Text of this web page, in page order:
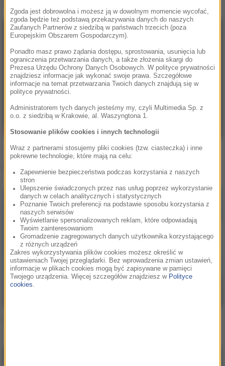
Inne teledyski
Zgoda jest dobrowolna i możesz ją w dowolnym momencie wycofać,
zgoda będzie też podstawą przekazywania danych do naszych
Zaufanych Partnerów z siedzibą w państwach trzecich (poza
Europejskim Obszarem Gospodarczym).
Ponadto masz prawo żądania dostępu, sprostowania, usunięcia lub
ograniczenia przetwarzania danych, a także złożenia skargi do
Prezesa Urzędu Ochrony Danych Osobowych. W polityce prywatności
znajdziesz informacje jak wykonać swoje prawa. Szczegółowe
informacje na temat przetwarzania Twoich danych znajdują się w
polityce prywatności.
Administratorem tych danych jesteśmy my, czyli Multimedia Sp. z
o.o. z siedzibą w Krakowie, al. Waszyngtona 1.
Stosowanie plików cookies i innych technologii
Wraz z partnerami stosujemy pliki cookies (tzw. ciasteczka) i inne
pokrewne technologie, które mają na celu:
Zapewnienie bezpieczeństwa podczas korzystania z naszych
stron
Ulepszenie świadczonych przez nas usług poprzez wykorzystanie
danych w celach analitycznych i statystycznych
Poznanie Twoich preferencji na podstawie sposobu korzystania z
naszych serwisów
Wyświetlanie spersonalizowanych reklam, które odpowiadają
Twoim zainteresowaniom
Gromadzenie zagregowanych danych użytkownika korzystającego
z różnych urządzeń
Zakres wykorzystywania plików cookies możesz określić w
ustawieniach Twojej przeglądarki. Bez wprowadzenia zmian ustawień,
informacje w plikach cookies mogą być zapisywane w pamięci
Twojego urządzenia. Więcej szczegółów znajdziesz w Polityce
cookies.